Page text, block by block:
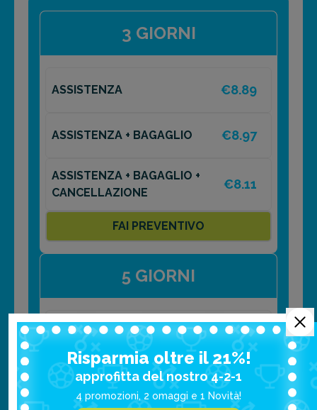
3 GIORNI
ASSISTENZA €8.89
ASSISTENZA + BAGAGLIO €8.97
ASSISTENZA + BAGAGLIO +
CANCELLAZIONE
€8.11
FAI PREVENTIVO
5 GIORNI
ASSISTENZA €8.89
ASSISTENZA + BAGAGLIO €9.99
Risparmia oltre il 21%!
approfitta del nostro 4-2-1
4 promozioni, 2 omaggi e 1 Novità!